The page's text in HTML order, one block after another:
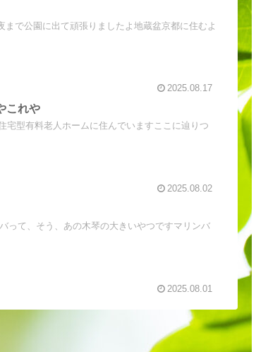
で公園に出て頑張りましたよ地蔵盆京都に住むよ
2025.08.17
これや
宅型有料老人ホームに住んでいますここに辿りつ
2025.08.02
て、そう、あの木琴の大きいやつですマリンバ
2025.08.01